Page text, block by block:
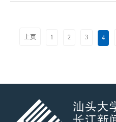
上页 1 2 3 4